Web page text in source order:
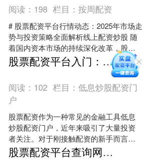
阅读： 198 栏目：按周配资
# 股票配资平台行情动态：2025年市场走
势与投资策略全面解析线上配资炒股 随
着国内资本市场的持续深化改革，股票
配资平台作为投资者放大收益的重要工
具，其行情动态....
股票配资平台入门：杠杆交易与风控要点
阅读： 102 栏目：低息炒股配资门
户
股票配资作为一种常见的金融工具低息
炒股配资门户，近年来吸引了大量投资
者关注。对于刚接触配资的新手而言，
理解杠杆交易原理和掌握风险控制方
法，是保障资金安全、实现稳....
股票配资平台查询网-最新合规平台推荐